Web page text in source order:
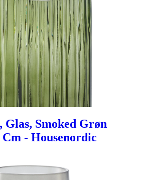
Glas, Smoked Grøn
Cm - Housenordic